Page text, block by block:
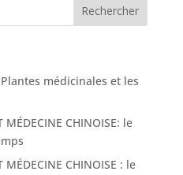
Plantes médicinales et les
MÉDECINE CHINOISE: le
MÉDECINE CHINOISE : le